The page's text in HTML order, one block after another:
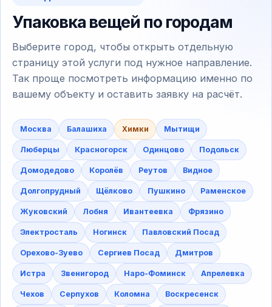
Упаковка вещей по городам
Выберите город, чтобы открыть отдельную
страницу этой услуги под нужное направление.
Так проще посмотреть информацию именно по
вашему объекту и оставить заявку на расчёт.
Москва Балашиха Химки Мытищи
Люберцы Красногорск Одинцово Подольск
Домодедово Королёв Реутов Видное
Долгопрудный Щёлково Пушкино Раменское
Жуковский Лобня Ивантеевка Фрязино
Электросталь Ногинск Павловский Посад
Орехово-Зуево Сергиев Посад Дмитров
Истра Звенигород Наро-Фоминск Апрелевка
Чехов Серпухов Коломна Воскресенск